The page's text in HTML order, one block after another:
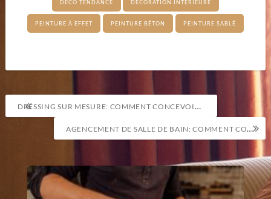
DECO TENDANCE DÉCORATION INTÉRIEURE
PEINTURE À EFFET PEINTURE BÉTON PEINTURE SABLÉ
Navigation
de
l’article
DRESSING SUR MESURE: COMMENT CONCEVOIR LE RANGEMENT DE VOS RÊVES
AGENCEMENT DE SALLE DE BAIN: COMMENT CONCILIER ESTHÉTIQUE ET PRATICITÉ